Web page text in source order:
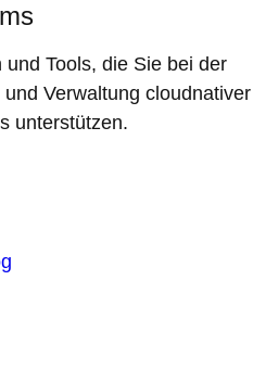
Tools, die Sie bei der
Verwaltung cloudnativer
unterstützen.